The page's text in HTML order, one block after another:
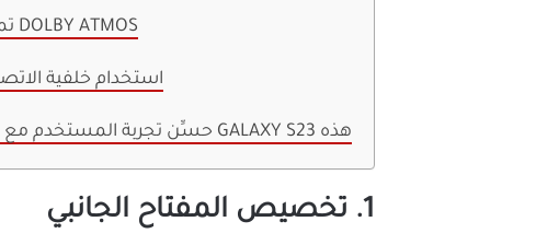
9. تمكين DOLBY ATMOS
10. استخدام خلفية
حسِّن تجربة المستخدم مع نصائح GALAXY S23 هذه
1. تخصيص المفتاح الجانبي